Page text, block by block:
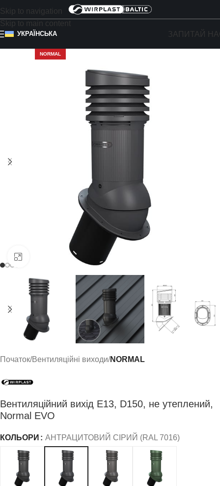
Skip to navigation
Skip to main content
УКРАЇНСЬКА ЗАПИТАЙ
NORMAL
Click to enlarge
Початок Вентиляційні виходи NORMAL
Вентиляційний вихід E13, D150, не утеплений,
Normal EVO
КОЛЬОРИ АНТРАЦИТОВИЙ СІРИЙ (RAL 7016)